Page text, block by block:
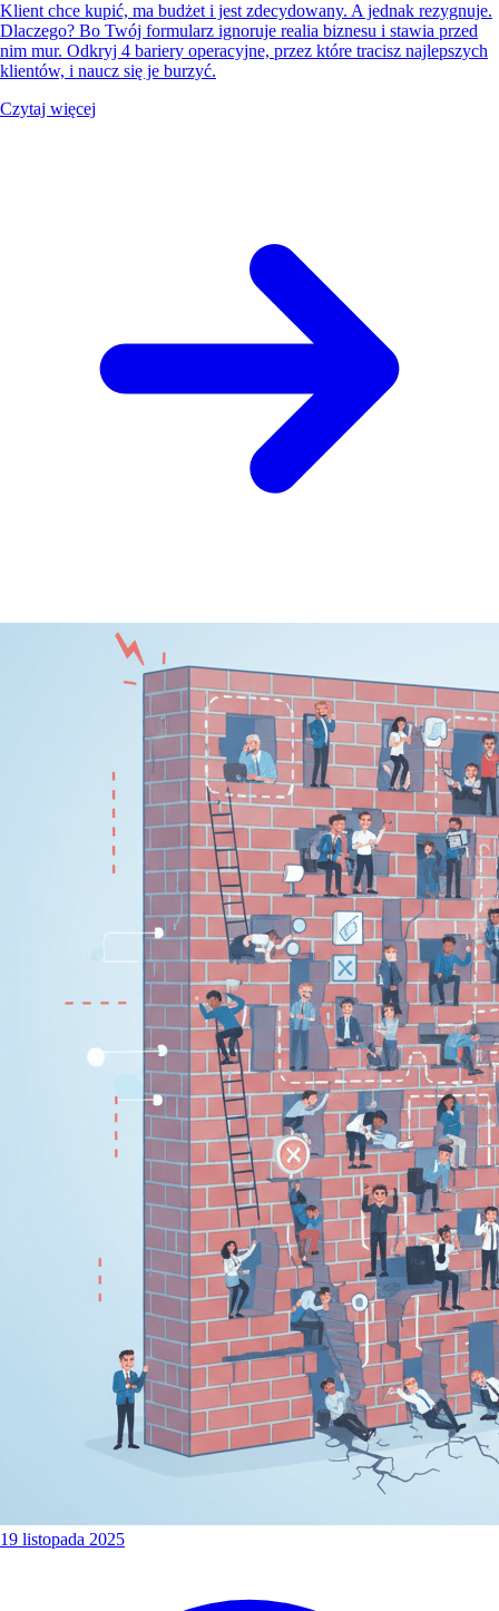
Klient chce kupić, ma budżet i jest zdecydowany. A jednak rezygnuje.
Dlaczego? Bo Twój formularz ignoruje realia biznesu i stawia przed
nim mur. Odkryj 4 bariery operacyjne, przez które tracisz najlepszych
klientów, i naucz się je burzyć.
Czytaj więcej
19 listopada 2025